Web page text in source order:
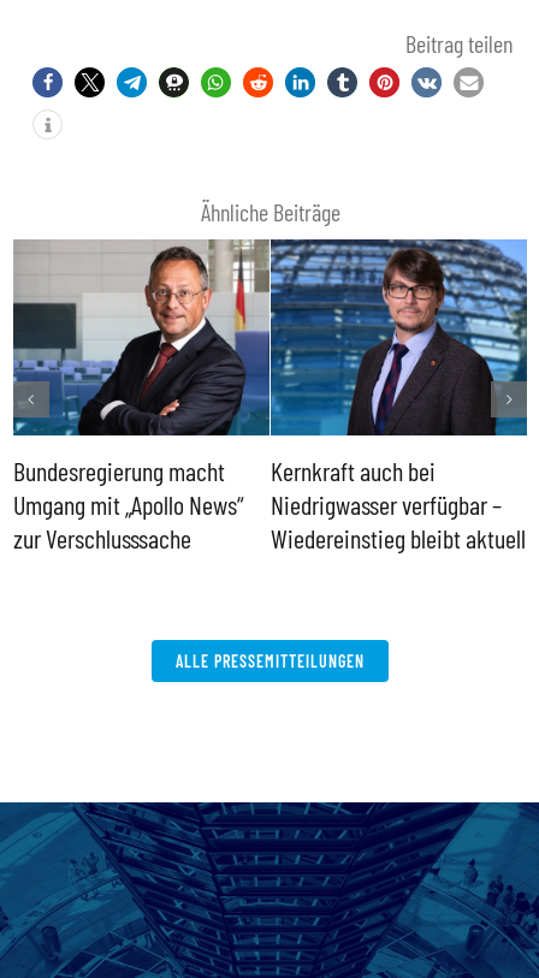
Beitrag teilen
Ähnliche Beiträge
Bundesregierung macht
Umgang mit „Apollo News“
zur Verschlusssache
Kernkraft auch bei
Niedrigwasser verfügbar –
Wiedereinstieg bleibt aktuell
ALLE PRESSEMITTEILUNGEN